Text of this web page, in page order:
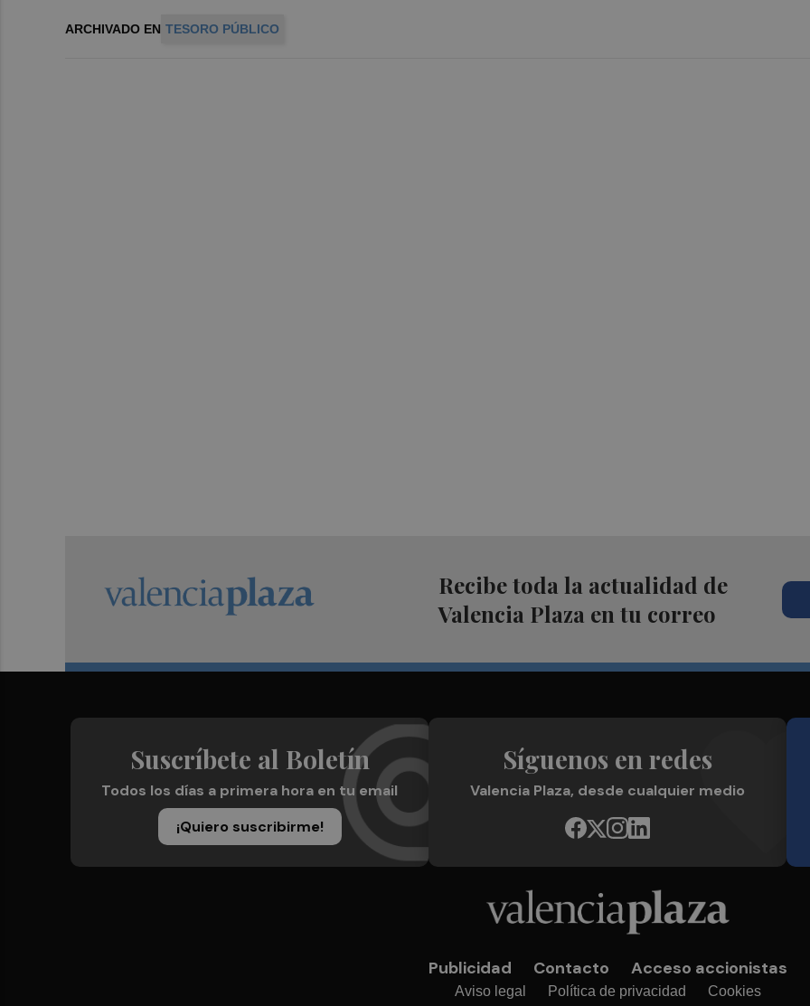
ARCHIVADO EN TESORO PÚBLICO
Recibe toda la actualidad de
Valencia Plaza en tu correo
Suscríbete al Boletín
Todos los días a primera hora en tu email
¡Quiero suscribirme!
Síguenos en redes
Valencia Plaza, desde cualquier medio
Publicidad Contacto Acceso accionistas
Aviso legal Política de privacidad Cookies